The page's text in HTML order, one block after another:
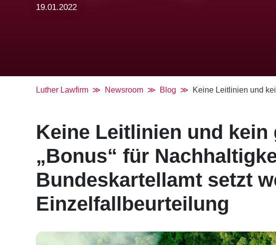
19.01.2022
Luther Lawfirm Newsroom Blog Keine Leitlinien und
Keine Leitlinien und kein
„Bonus“ für
Bundeskartellamt setzt
Einzelfallbeurteilung